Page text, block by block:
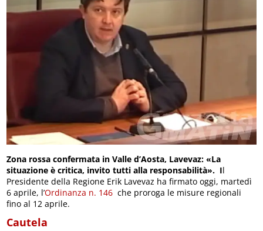
Zona rossa confermata in Valle d’Aosta, Lavevaz: «La
situazione è critica, invito tutti alla responsabilità». Il
Presidente della Regione Erik Lavevaz ha firmato oggi, martedì
6 aprile, l’Ordinanza n. 146 che proroga le misure regionali
fino al 12 aprile.
Cautela